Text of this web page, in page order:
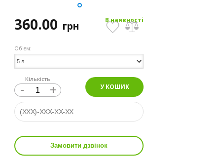
В наявності
360.00 грн
Об'єм:
Кількість
- + У КОШИК
Замовити дзвінок